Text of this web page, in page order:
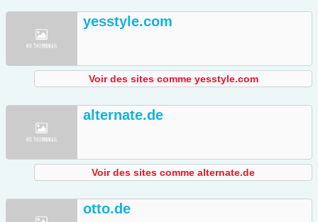
yesstyle.com
Voir des sites comme yesstyle.com
alternate.de
Voir des sites comme alternate.de
otto.de